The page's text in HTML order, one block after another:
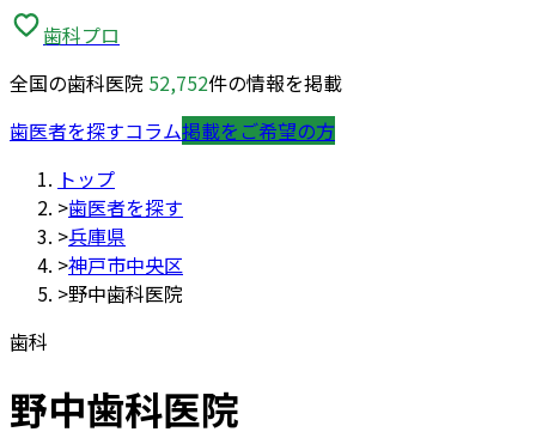
歯科プロ
全国の歯科医院 52,752件の情報を掲載
歯医者を探すコラム掲載をご希望の方
トップ
>歯医者を探す
>兵庫県
>神戸市中央区
>野中歯科医院
歯科
野中歯科医院